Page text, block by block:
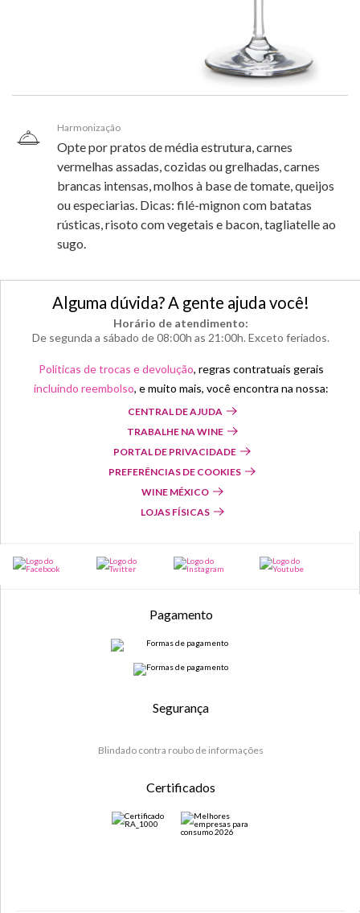
Harmonização
Opte por pratos de média estrutura, carnes
vermelhas assadas, cozidas ou grelhadas, carnes
brancas intensas, molhos à base de tomate, queijos
ou especiarias. Dicas: filé-mignon com batatas
rústicas, risoto com vegetais e bacon, tagliatelle ao
sugo.
Alguma dúvida? A gente ajuda você!
Horário de atendimento:
De segunda a sábado de 08:00h as 21:00h. Exceto feriados.
Políticas de trocas e devolução, regras contratuais gerais
incluindo reembolso, e muito mais, você encontra na nossa:
CENTRAL DE AJUDA
TRABALHE NA WINE
PORTAL DE PRIVACIDADE
PREFERÊNCIAS DE COOKIES
WINE MÉXICO
LOJAS FÍSICAS
Pagamento
Segurança
Blindado contra roubo de informações
Certificados